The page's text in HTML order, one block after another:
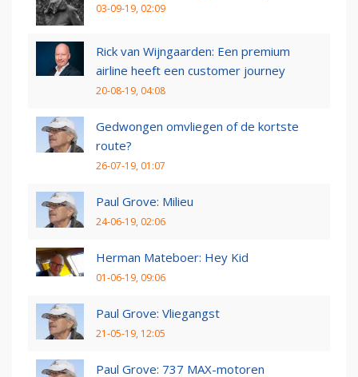
03-09-19, 02:09
Rick van Wijngaarden: Een premium
airline heeft een customer journey
20-08-19, 04:08
Gedwongen omvliegen of de kortste
route?
26-07-19, 01:07
Paul Grove: Milieu
24-06-19, 02:06
Herman Mateboer: Hey Kid
01-06-19, 09:06
Paul Grove: Vliegangst
21-05-19, 12:05
Paul Grove: 737 MAX-motoren